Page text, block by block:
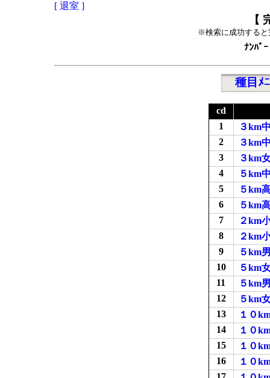
[ 退室 ]
【
※検索に成功すると
ﾅﾝﾊﾞｰ
種目ﾒ
cd
1
３km
2
３km
3
３km
4
５km
5
５km
6
５km
7
２km
8
２km
9
５km
10
５km
11
５km
12
５km
13
１０
14
１０
15
１０
16
１０